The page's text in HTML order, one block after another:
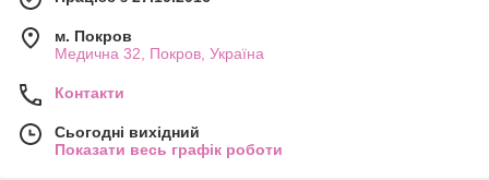
м. Покров
Медична 32, Покров, Україна
Контакти
Сьогодні вихідний
Показати весь графік роботи